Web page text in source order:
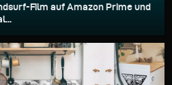
Film auf Amazon Prime und